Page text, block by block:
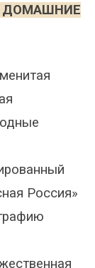
ДОМАШНИЕ
Россия»